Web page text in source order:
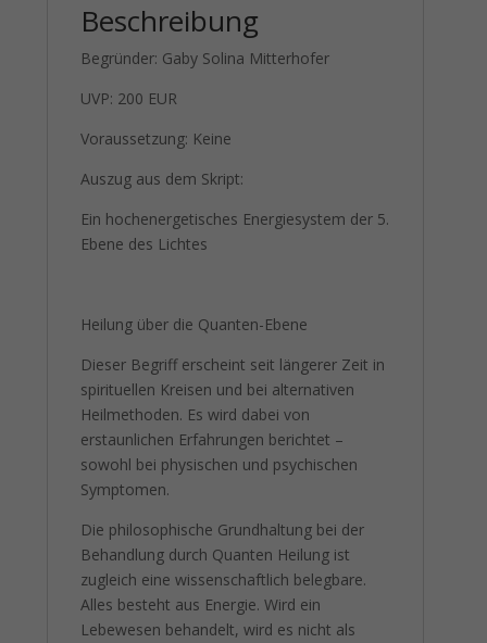
Beschreibung
Begründer: Gaby Solina Mitterhofer
UVP: 200 EUR
Voraussetzung: Keine
Auszug aus dem Skript:
Ein hochenergetisches Energiesystem der 5.
Ebene des Lichtes
Heilung über die Quanten-Ebene
Dieser Begriff erscheint seit längerer Zeit in
spirituellen Kreisen und bei alternativen
Heilmethoden. Es wird dabei von
erstaunlichen Erfahrungen berichtet –
sowohl bei physischen und psychischen
Symptomen.
Die philosophische Grundhaltung bei der
Behandlung durch Quanten Heilung ist
zugleich eine wissenschaftlich belegbare.
Alles besteht aus Energie. Wird ein
Lebewesen behandelt, wird es nicht als